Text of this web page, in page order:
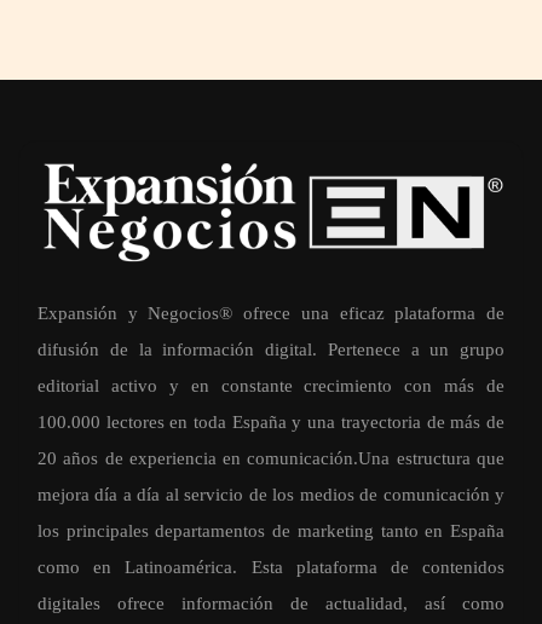
Expansión y Negocios® ofrece una eficaz plataforma de
difusión de la información digital. Pertenece a un grupo
editorial activo y en constante crecimiento con más de
100.000 lectores en toda España y una trayectoria de más de
20 años de experiencia en comunicación.Una estructura que
mejora día a día al servicio de los medios de comunicación y
los principales departamentos de marketing tanto en España
como en Latinoamérica. Esta plataforma de contenidos
digitales ofrece información de actualidad, así como